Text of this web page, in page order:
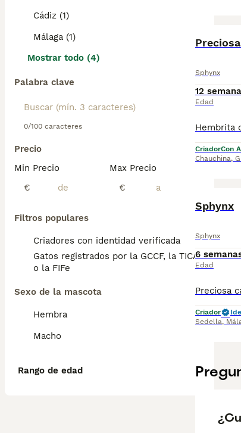
Cádiz (1)
Málaga (1)
Mostrar todo (4)
Palabra clave
0/100 caracteres
Precio
Min Precio
€
Max Precio
€
Filtros populares
Criadores con identidad verificada
Gatos registrados por la GCCF, la TICA
o la FIFe
Sexo de la mascota
Hembra
Macho
Rango de edad
Sphynx
12
Edad
CriadorCon
Chauchina,
Sphynx
Sphynx
6
Edad
Criador
Sedella,